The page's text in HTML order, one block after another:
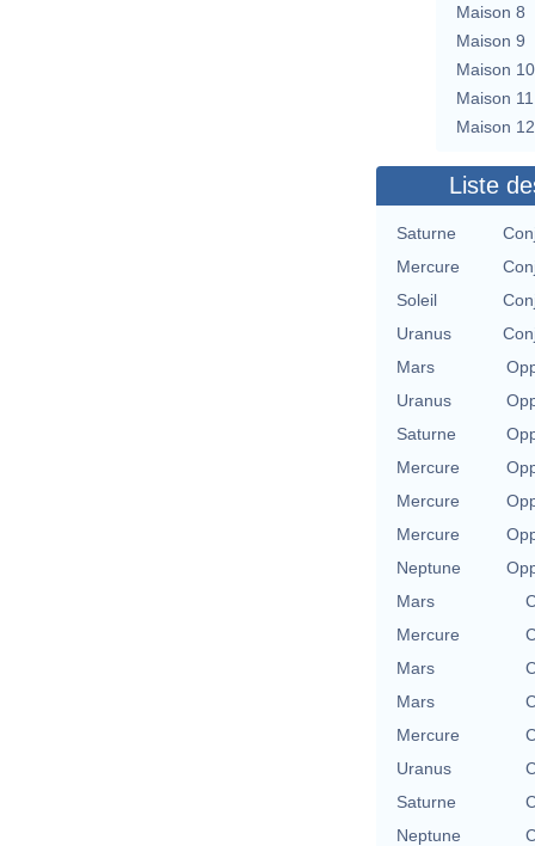
Maison 8
Maison 9
Maison 10
Maison 11
Maison 12
Liste
Saturne
Mercure
Soleil
Uranus
Mars
Uranus
Saturne
Mercure
Mercure
Mercure
Neptune
Mars
Mercure
Mars
Mars
Mercure
Uranus
Saturne
Neptune